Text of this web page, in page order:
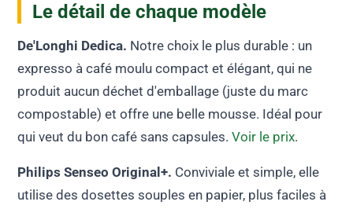
Le détail de chaque modèle
De'Longhi Dedica. Notre choix le plus durable : un
expresso à café moulu compact et élégant, qui ne
produit aucun déchet d'emballage (juste du marc
compostable) et offre une belle mousse. Idéal pour
qui veut du bon café sans capsules.Voir le prix.
Philips Senseo Original+. Conviviale et simple, elle
utilise des dosettes souples en papier, plus faciles à